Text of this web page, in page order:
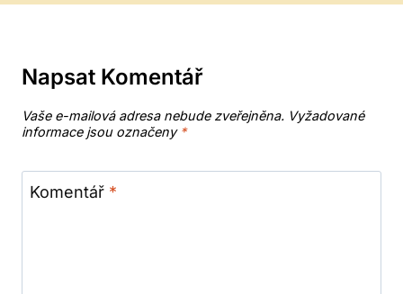
Napsat Komentář
Vaše e-mailová adresa nebude zveřejněna. Vyžadované
informace jsou označeny *
Komentář *